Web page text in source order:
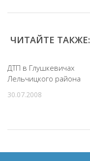
ЧИТАЙТЕ ТАКЖЕ:
ДТП в Глушкевичах
Лельчицкого района
30.07.2008